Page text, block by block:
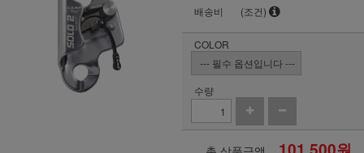
배송비 (조건)
COLOR
수량